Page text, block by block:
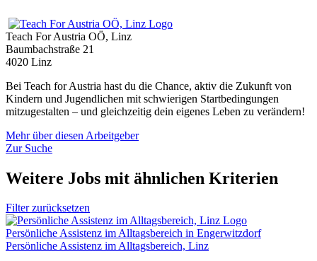
Teach For Austria OÖ, Linz
Baumbachstraße 21
4020 Linz
Bei Teach for Austria hast du die Chance, aktiv die Zukunft von
Kindern und Jugendlichen mit schwierigen Startbedingungen
mitzugestalten – und gleichzeitig dein eigenes Leben zu verändern!
Mehr über diesen Arbeitgeber
Zur Suche
Weitere Jobs mit ähnlichen Kriterien
Filter zurücksetzen
Persönliche Assistenz im Alltagsbereich in Engerwitzdorf
Persönliche Assistenz im Alltagsbereich, Linz